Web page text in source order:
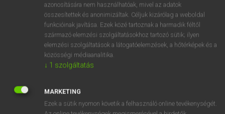
⚲ aerogrammekeresése szótárainkban
DÍJMENTES ANGOL SZÓTÁR
aerodynamics
azonosítására nem használhatóak, mivel az adatok
összesítettek és anonimizáltak. Céljuk kizárólag a weboldal
funkcióinak javítása. Ezek közé tartoznak a harmadik féltől
származó elemzési szolgáltatásokhoz tartozó sütik; ilyen
elemzési szolgáltatások a látogatóelemzések, a hőtérképek és a
közösségi médiaanalitika.
↓ 1 szolgáltatás
MARKETING
Ezek a sütik nyomon követik a felhasználó online tevékenységét.